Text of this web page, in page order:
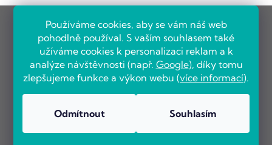
Používáme cookies, aby se vám náš web
pohodlně používal. S vaším souhlasem také
užíváme cookies k personalizaci reklam a k
analýze návštěvnosti (např. Google), díky tomu
zlepšujeme funkce a výkon webu (více informací).
Odmítnout Souhlasím